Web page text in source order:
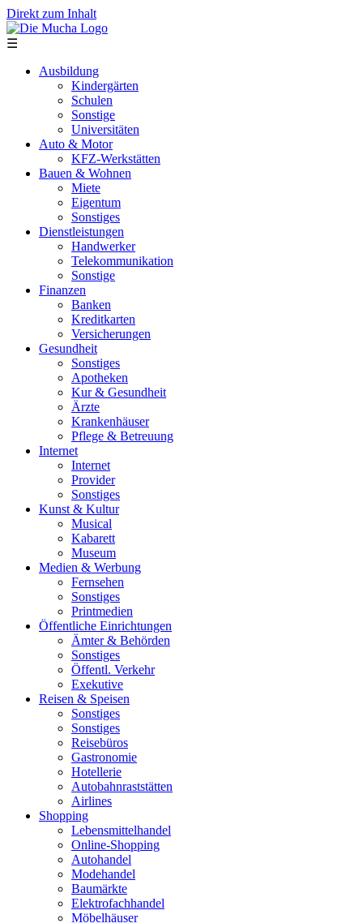
Direkt zum Inhalt
☰
Ausbildung
Kindergärten
Schulen
Sonstige
Universitäten
Auto & Motor
KFZ-Werkstätten
Bauen & Wohnen
Miete
Eigentum
Sonstiges
Dienstleistungen
Handwerker
Telekommunikation
Sonstige
Finanzen
Banken
Kreditkarten
Versicherungen
Gesundheit
Sonstiges
Apotheken
Kur & Gesundheit
Ärzte
Krankenhäuser
Pflege & Betreuung
Internet
Internet
Provider
Sonstiges
Kunst & Kultur
Musical
Kabarett
Museum
Medien & Werbung
Fernsehen
Sonstiges
Printmedien
Öffentliche Einrichtungen
Ämter & Behörden
Sonstiges
Öffentl. Verkehr
Exekutive
Reisen & Speisen
Sonstiges
Sonstiges
Reisebüros
Gastronomie
Hotellerie
Autobahnraststätten
Airlines
Shopping
Lebensmittelhandel
Online-Shopping
Autohandel
Modehandel
Baumärkte
Elektrofachhandel
Möbelhäuser